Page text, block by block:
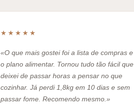
★★★★★
«O que mais gostei foi a lista de compras e
o plano alimentar. Tornou tudo tão fácil que
deixei de passar horas a pensar no que
cozinhar. Já perdi 1,8kg em 10 dias e sem
passar fome. Recomendo mesmo.»